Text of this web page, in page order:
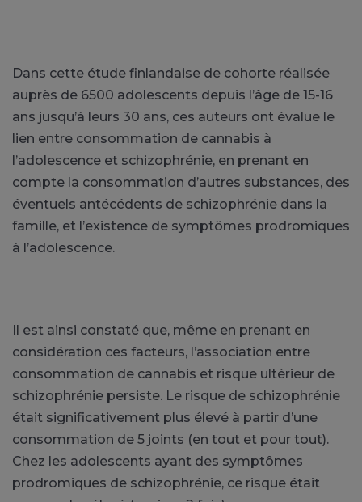
Dans cette étude finlandaise de cohorte réalisée
auprès de 6500 adolescents depuis l’âge de 15-16
ans jusqu’à leurs 30 ans, ces auteurs ont évalue le
lien entre consommation de cannabis à
l’adolescence et schizophrénie, en prenant en
compte la consommation d’autres substances, des
éventuels antécédents de schizophrénie dans la
famille, et l’existence de symptômes prodromiques
à l’adolescence.
Il est ainsi constaté que, même en prenant en
considération ces facteurs, l’association entre
consommation de cannabis et risque ultérieur de
schizophrénie persiste. Le risque de schizophrénie
était significativement plus élevé à partir d’une
consommation de 5 joints (en tout et pour tout).
Chez les adolescents ayant des symptômes
prodromiques de schizophrénie, ce risque était